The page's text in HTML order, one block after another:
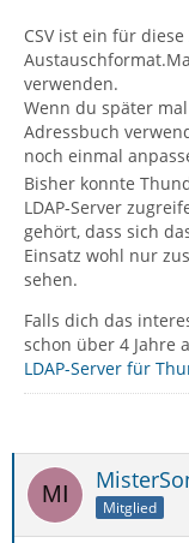
CSV ist ein für
verwenden.
Wenn du später
Adressbuch
noch einmal
Bisher konnte
LDAP-Server
gehört, dass sich
Einsatz wohl nur
sehen.
Falls dich das
schon über 4 Jahre
LDAP-Server für
Mitglied